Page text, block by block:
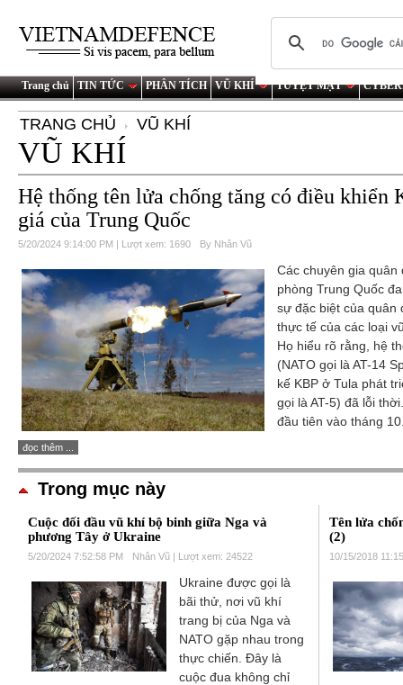
Trang chủ TIN TỨC PHÂN TÍCH VŨ KHÍ TUYỆT MẬT
TRANG CHỦ VŨ KHÍ
VŨ KHÍ
Hệ thống tên lửa chống tăng có điều
giá của Trung Quốc
5/20/2024 9:14:00 PM | Lượt xem: 1690 By Nhân Vũ
Các chuyên gia quân
phòng Trung Quốc
sự đặc biệt của quân
thực tế của các loại
Họ hiểu rõ rằng, hệ
(NATO gọi là AT-14
kế KBP ở Tula phát
gọi là AT-5) đã lỗi
đầu tiên vào tháng
đọc thêm ...
Trong mục này
Cuộc đối đầu vũ khí bộ binh giữa Nga và
phương Tây ở Ukraine
5/20/2024 7:52:58 PM Nhân Vũ | Lượt xem: 24522
Ukraine được gọi là
bãi thử, nơi vũ khí
trang bị của Nga và
NATO gặp nhau trong
thực chiến. Đây là
cuộc đua không chỉ
Tên lửa
(2)
10/15/2018